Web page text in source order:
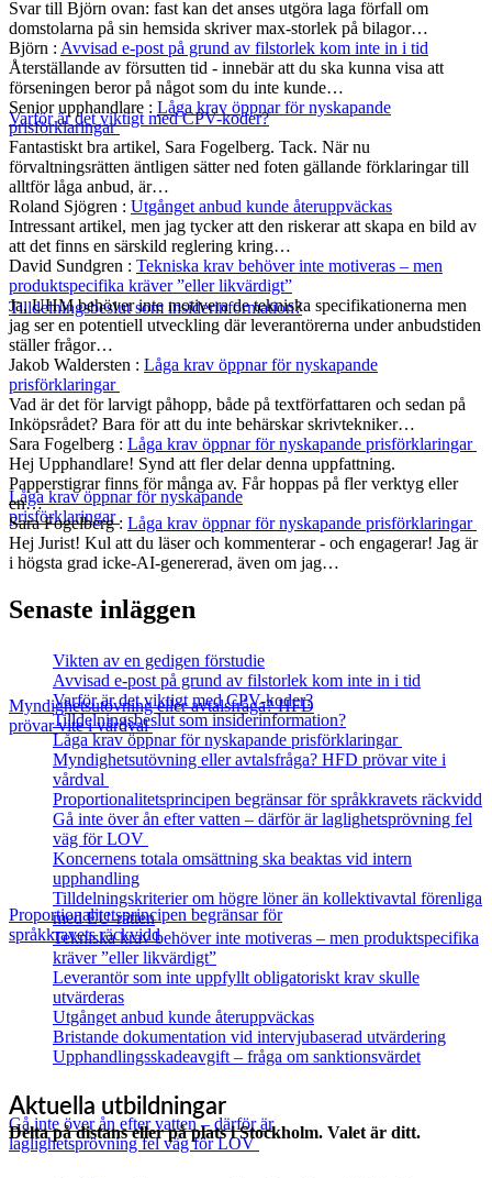
Varför är det viktigt med CPV-koder?
Tilldelningsbeslut som insiderinformation?
Låga krav öppnar för nyskapande
prisförklaringar
Myndighetsutövning eller avtalsfråga? HFD
prövar vite i vårdval
Proportionalitetsprincipen begränsar för
språkkravets räckvidd
Gå inte över ån efter vatten – därför är
laglighetsprövning fel väg för LOV
Svar till Björn ovan: fast kan det anses utgöra laga förfall om
domstolarna på sin hemsida skriver max-storlek på bilagor…
Björn : Avvisad e-post på grund av filstorlek kom inte in i tid
Återställande av försutten tid - innebär att du ska kunna visa att
förseningen beror på något som du inte kunde…
Senior upphandlare : Låga krav öppnar för nyskapande
prisförklaringar
Fantastiskt bra artikel, Sara Fogelberg. Tack. När nu
förvaltningsrätten äntligen sätter ned foten gällande förklaringar till
alltför låga anbud, är…
Roland Sjögren : Utgånget anbud kunde återuppväckas
Intressant artikel, men jag tycker att den riskerar att skapa en bild av
att det finns en särskild reglering kring…
David Sundgren : Tekniska krav behöver inte motiveras – men
produktspecifika kräver ”eller likvärdigt”
Ja, UHM behöver inte motivera de tekniska specifikationerna men
jag ser en potentiell utveckling där leverantörerna under anbudstiden
ställer frågor…
Jakob Waldersten : Låga krav öppnar för nyskapande
prisförklaringar
Vad är det för larvigt påhopp, både på textförfattaren och sedan på
Inköpsrådet? Bara för att du inte behärskar skrivtekniker…
Sara Fogelberg : Låga krav öppnar för nyskapande prisförklaringar
Hej Upphandlare! Synd att fler delar denna uppfattning.
Papperstigrar finns för många av. Får hoppas på fler verktyg eller
en…
Sara Fogelberg: Låga krav öppnar för nyskapande prisförklaringar
Hej Jurist! Kul att du läser och kommenterar - och engagerar! Jag är
i högsta grad icke-AI-genererad, även om jag…
Senaste inläggen
Vikten av en gedigen förstudie
Avvisad e-post på grund av filstorlek kom inte in i tid
Varför är det viktigt med CPV-koder?
Tilldelningsbeslut som insiderinformation?
Låga krav öppnar för nyskapande prisförklaringar
Myndighetsutövning eller avtalsfråga? HFD prövar vite i
vårdval
Proportionalitetsprincipen begränsar för språkkravets räckvidd
Gå inte över ån efter vatten – därför är laglighetsprövning fel
väg för LOV
Koncernens totala omsättning ska beaktas vid intern
upphandling
Tilldelningskriterier om högre löner än kollektivavtal förenliga
med EU‑rätten
Tekniska krav behöver inte motiveras – men produktspecifika
kräver ”eller likvärdigt”
Leverantör som inte uppfyllt obligatoriskt krav skulle
utvärderas
Utgånget anbud kunde återuppväckas
Bristande dokumentation vid intervjubaserad utvärdering
Upphandlingsskadeavgift – fråga om sanktionsvärdet
Aktuella utbildningar
Delta på distans eller på plats i Stockholm. Valet är ditt.